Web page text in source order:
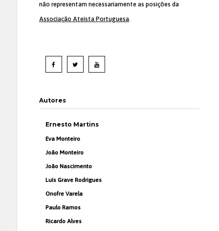
não representam necessariamente as posições da
Associação Ateísta Portuguesa.
Autores
Ernesto Martins
Eva Monteiro
João Monteiro
João Nascimento
Luís Grave Rodrigues
Onofre Varela
Paulo Ramos
Ricardo Alves